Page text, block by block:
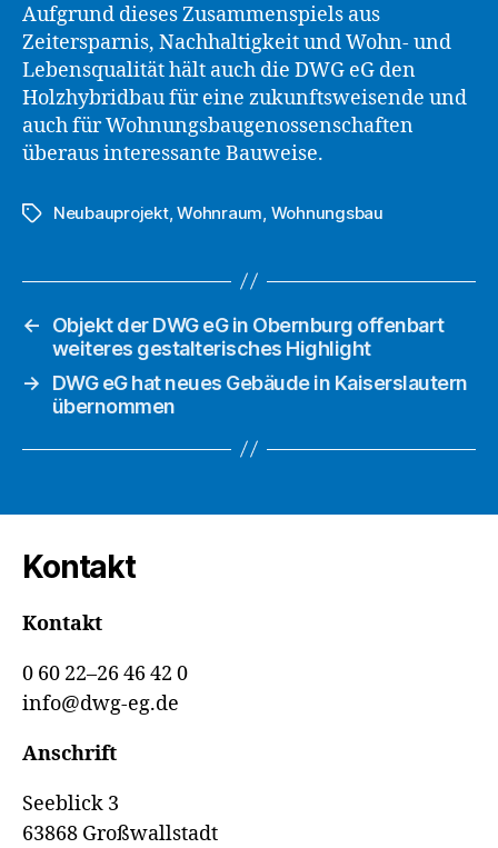
Aufgrund dieses Zusammenspiels aus
Zeitersparnis, Nachhaltigkeit und Wohn- und
Lebensqualität hält auch die DWG eG den
Holzhybridbau für eine zukunftsweisende und
auch für Wohnungsbaugenossenschaften
überaus interessante Bauweise.
Schlagwörter
Neubauprojekt,Wohnraum Wohnungsbau
←
Objekt der DWG eG in Obernburg offenbart
weiteres gestalterisches Highlight
→
DWG eG hat neues Gebäude in Kaiserslautern
übernommen
Kontakt
Kontakt
0 60 22–26 46 42 0
info@dwg-eg.de
Anschrift
Seeblick 3
63868 Großwallstadt